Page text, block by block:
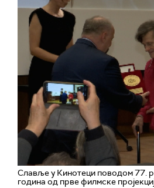
Славље у Кинотеци поводом 77.
година од прве филмске